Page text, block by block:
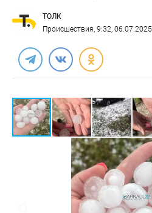
ТОЛК
Происшествия, 9:32, 06.07.2025